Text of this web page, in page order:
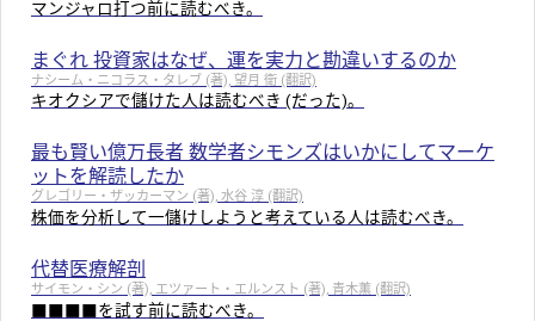
マンジャロ打つ前に読むべき。
まぐれ 投資家はなぜ、運を実力と勘違いするのか
ナシーム・ニコラス・タレブ (著), 望月 衛 (翻訳)
キオクシアで儲けた人は読むべき (だった)。
最も賢い億万長者 数学者シモンズはいかにしてマーケ
ットを解読したか
グレゴリー・ザッカーマン (著), 水谷 淳 (翻訳)
株価を分析して一儲けしようと考えている人は読むべき。
代替医療解剖
サイモン・シン (著), エツァート・エルンスト (著), 青木薫 (翻訳)
■■■■を試す前に読むべき。